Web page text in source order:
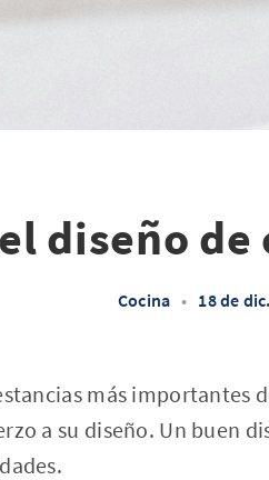
diseño
Cocina • 18 de
más importantes
a su diseño. Un buen